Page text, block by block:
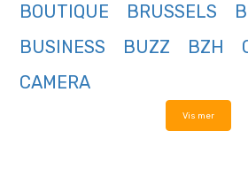
BOUTIQUE
BRUSSELS
BUSINESS
BUZZ BZH
CAMERA
Vis mer